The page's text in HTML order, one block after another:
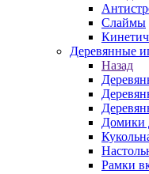
Слаймы
Деревянные
Назад
Домики
Рамки